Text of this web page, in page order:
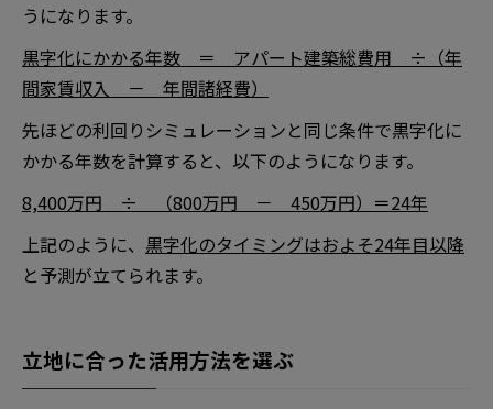
うになります。
黒字化にかかる年数 ＝ アパート建築総費用 ÷（年
間家賃収入 － 年間諸経費）
先ほどの利回りシミュレーションと同じ条件で黒字化に
かかる年数を計算すると、以下のようになります。
8,400万円 ÷ （800万円 － 450万円）＝24年
上記のように、 黒字化のタイミングはおよそ24年目以降
と予測が立てられます。
立地に合った活用方法を選ぶ